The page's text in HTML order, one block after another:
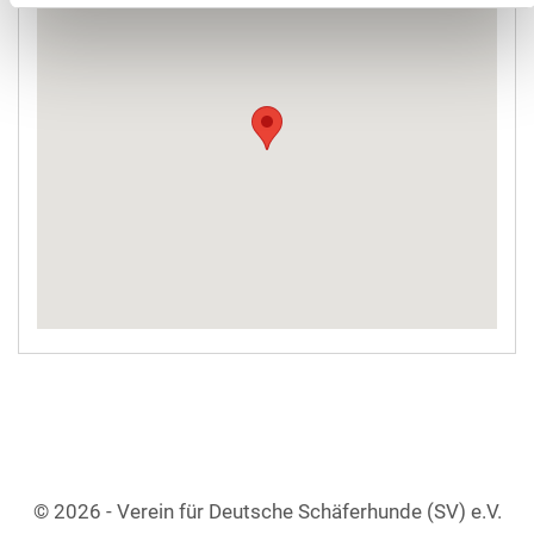
© 2026 - Verein für Deutsche Schäferhunde (SV) e.V.